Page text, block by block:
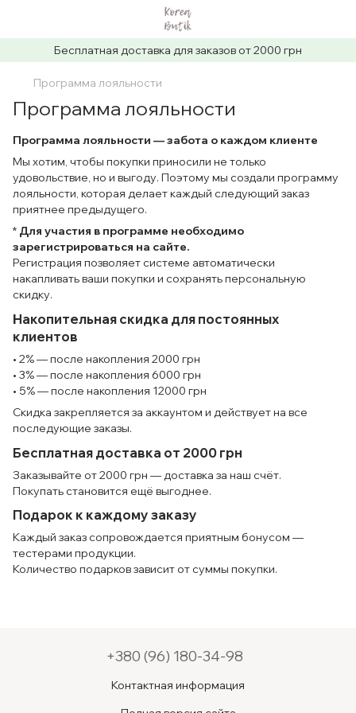
Бесплатная доставка для заказов от 2000 грн
Программа лояльности
Программа лояльности
Программа лояльности — забота о каждом клиенте
Мы хотим, чтобы покупки приносили не только
удовольствие, но и выгоду. Поэтому мы создали программу
лояльности, которая делает каждый следующий заказ
приятнее предыдущего.
* Для участия в программе необходимо
зарегистрироваться на сайте.
Регистрация позволяет системе автоматически
накапливать ваши покупки и сохранять персональную
скидку.
Накопительная скидка для постоянных
клиентов
• 2% — после накопления 2000 грн
• 3% — после накопления 6000 грн
• 5% — после накопления 12000 грн
Скидка закрепляется за аккаунтом и действует на все
последующие заказы.
Бесплатная доставка от 2000 грн
Заказывайте от 2000 грн — доставка за наш счёт.
Покупать становится ещё выгоднее.
Подарок к каждому заказу
Каждый заказ сопровождается приятным бонусом —
тестерами продукции.
Количество подарков зависит от суммы покупки.
+380 (96) 180-34-98
Контактная информация